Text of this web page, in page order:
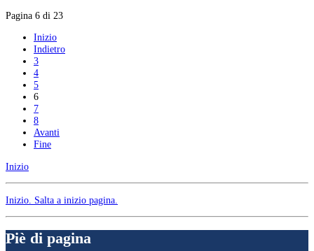
Pagina 6 di 23
Inizio
Indietro
3
4
5
6
7
8
Avanti
Fine
Inizio
Inizio . Salta a inizio pagina.
Piè di pagina